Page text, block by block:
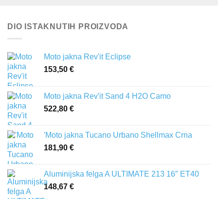
DIO ISTAKNUTIH PROIZVODA
Moto jakna Rev'it Eclipse
153,50 €
Moto jakna Rev'it Sand 4 H2O Camo
522,80 €
'Moto jakna Tucano Urbano Shellmax Crna
181,90 €
Aluminijska felga A ULTIMATE 213 16″ ET40
148,67 €